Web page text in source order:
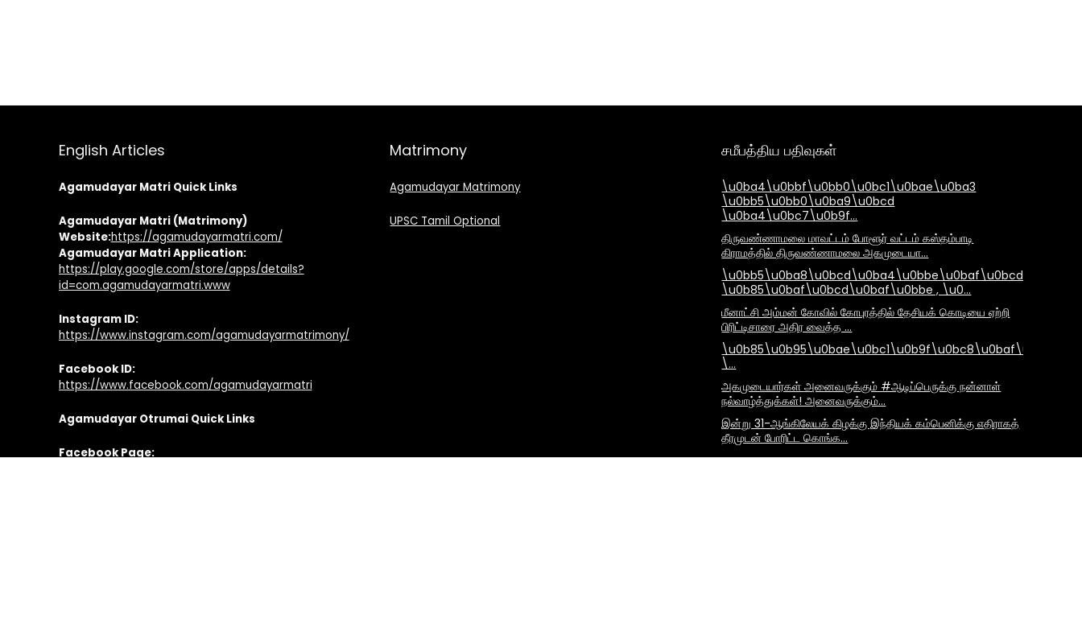
English Articles
Agamudayar Matri Quick Links
Agamudayar Matri (Matrimony)
Website:https://agamudayarmatri.com/
Agamudayar Matri Application:
https://play.google.com/store/apps/details?
id=com.agamudayarmatri.www
Instagram ID:
https://www.instagram.com/agamudayarmatrimony/
Facebook ID:
https://www.facebook.com/agamudayarmatri
Agamudayar Otrumai Quick Links
Facebook Page:
Matrimony
Agamudayar Matrimony
UPSC Tamil Optional
சமீபத்திய பதிவுகள்
\u0ba4\u0bbf\u0bb0\u0bc1\u0bae\u0ba3
\u0bb5\u0bb0\u0ba9\u0bcd
\u0ba4\u0bc7\u0b9f…
திருவண்ணாமலை மாவட்டம் போளூர் வட்டம் கஸ்தம்பாடி
கிராமத்தில் திருவண்ணாமலை அகமுடையா…
\u0bb5\u0ba8\u0bcd\u0ba4\u0bbe\u0baf\u0bcd
\u0b85\u0baf\u0bcd\u0baf\u0bbe , \u0…
மீனாட்சி அம்மன் கோவில் கோபுரத்தில் தேசியக் கொடியை ஏற்றி
பிரிட்டிசாரை அதிர வைத்த …
\…
அகமுடையார்கள் அனைவருக்கும் #ஆடிப்பெருக்கு நன்னாள்
நல்வாழ்த்துக்கள்! அனைவருக்கும்…
இன்று 31-ஆங்கிலேயக் கிழக்கு இந்தியக் கம்பெனிக்கு எதிராகத்
தீரமுடன் போரிட்ட கொங்க…